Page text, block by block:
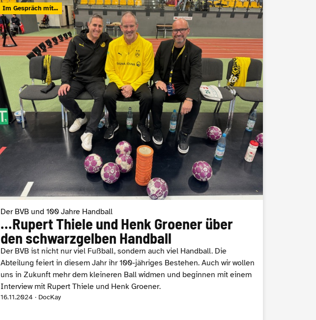
Im Gespräch mit...
Der BVB und 100 Jahre Handball
...Rupert Thiele und Henk Groener über
den schwarzgelben Handball
Der BVB ist nicht nur viel Fußball, sondern auch viel Handball. Die
Abteilung feiert in diesem Jahr ihr 100-jähriges Bestehen. Auch wir wollen
uns in Zukunft mehr dem kleineren Ball widmen und beginnen mit einem
Interview mit Rupert Thiele und Henk Groener.
16.11.2024 · DocKay